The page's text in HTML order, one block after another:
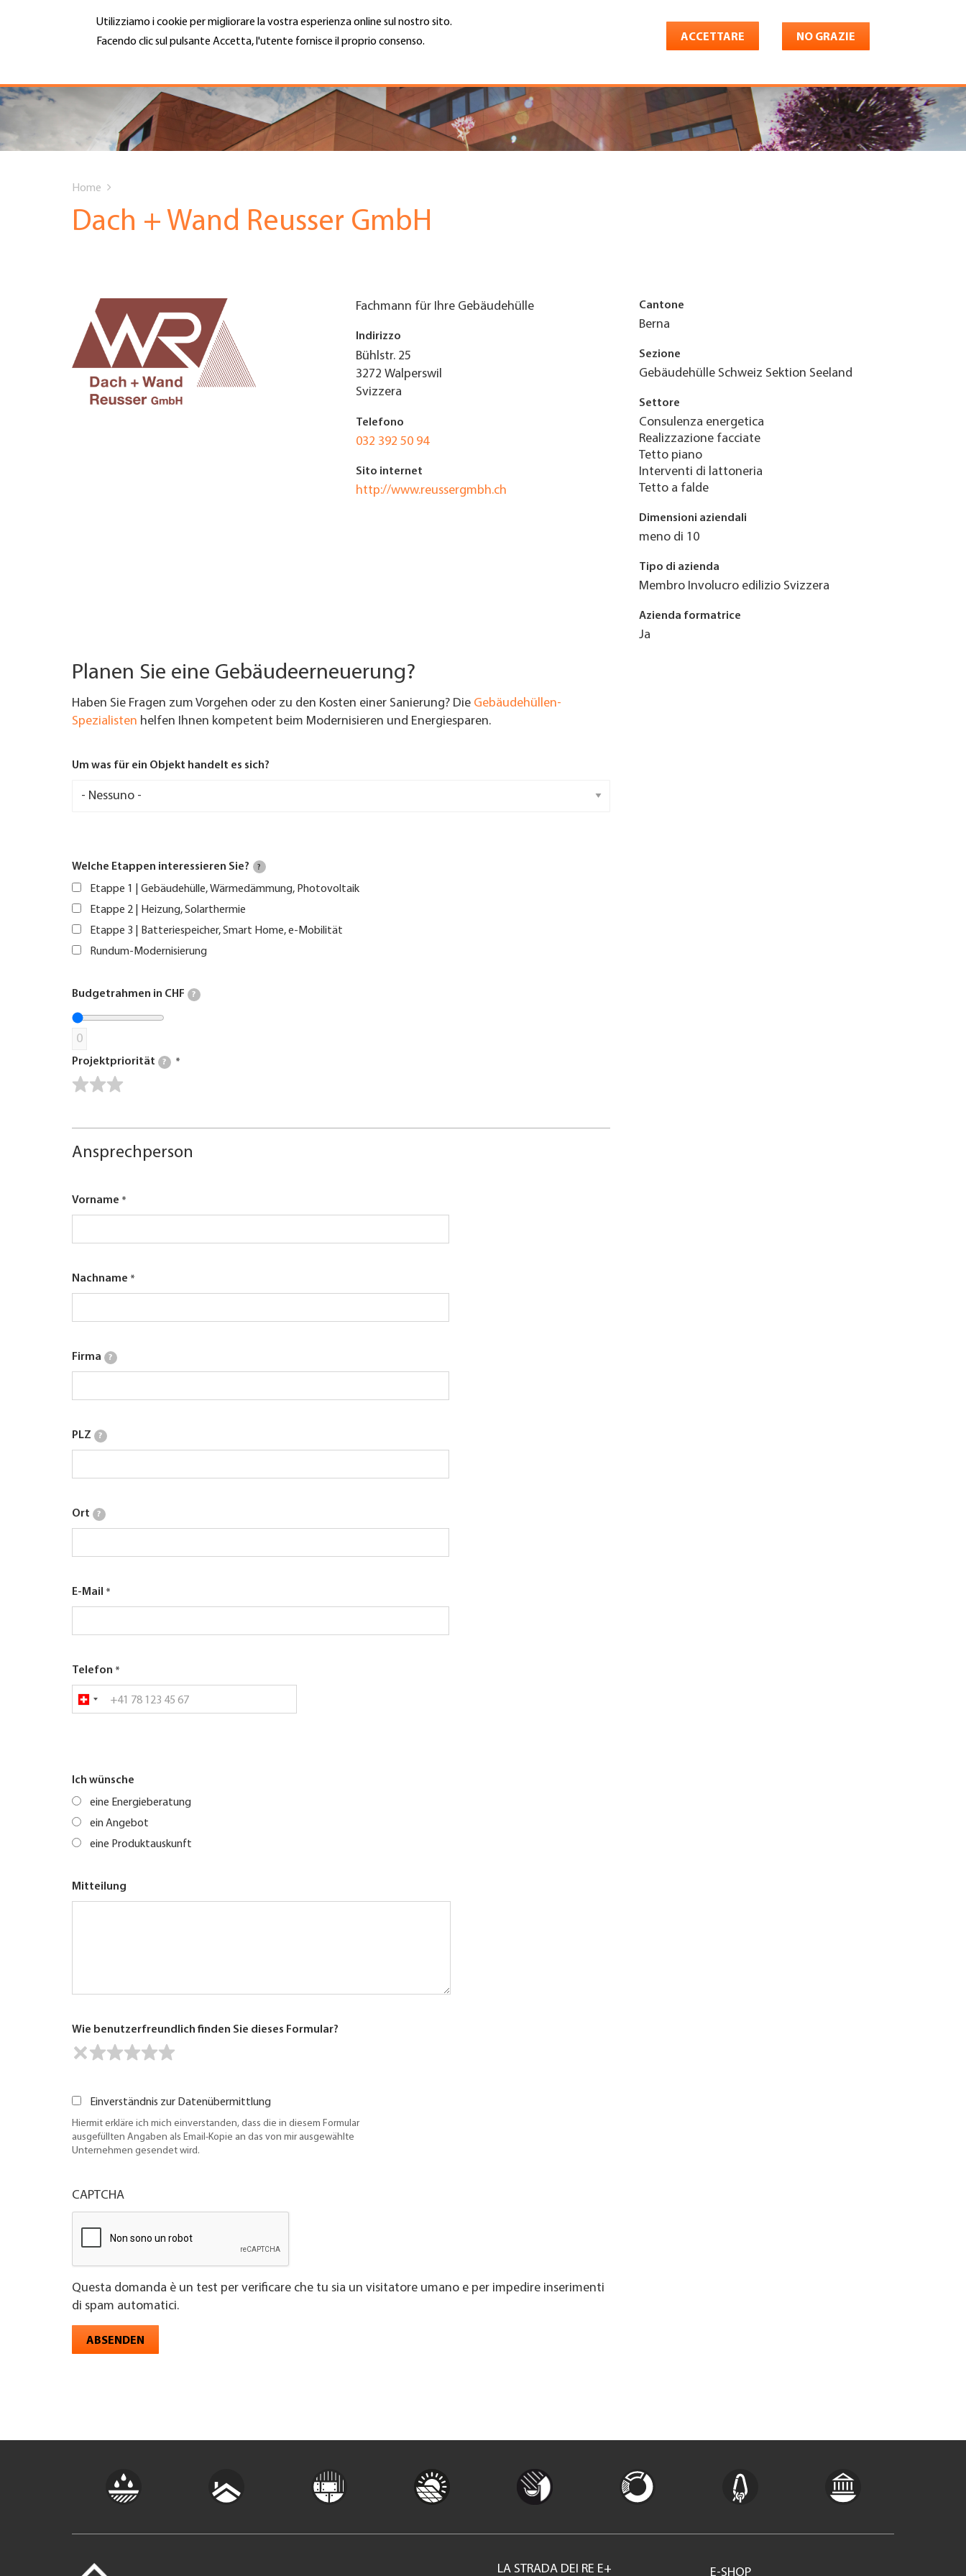
Utilizziamo i cookie per migliorare la vostra esperienza online sul nostro sito.
Facendo clic sul pulsante Accetta, l'utente fornisce il proprio consenso.
ACCETTARE NO GRAZIE
Hauptnavigation
CHI SIAMO
SERVIZI
DATE EVENTI
CARRIERA E LAVORO
TROVARE AZIENDA
RIVISTA SPECIALIZZATA
MENU Cerca
Top
Menu
are
Home
Dach + Wand Reusser GmbH
Fachmann für Ihre Gebäudehülle
Indirizzo
Bühlstr. 25
3272 Walperswil
Svizzera
Telefono
032 392 50 94
Sito internet
http://www.reussergmbh.ch
Cantone
Berna
Sezione
Gebäudehülle Schweiz Sektion Seeland
Settore
Consulenza energetica
Realizzazione facciate
Tetto piano
Interventi di lattoneria
Tetto a falde
Dimensioni aziendali
meno di 10
Tipo di azienda
Membro Involucro edilizio Svizzera
Azienda formatrice
Ja
Planen Sie eine Gebäudeerneuerung?
Haben Sie Fragen zum Vorgehen oder zu den Kosten einer Sanierung? Die Gebäudehüllen-
Spezialisten helfen Ihnen kompetent beim Modernisieren und Energiesparen.
Um was für ein Objekt handelt es sich?
Welche Etappen interessieren Sie? ?
Etappe 1 | Gebäudehülle, Wärmedämmung, Photovoltaik
Etappe 2 | Heizung, Solarthermie
Etappe 3 | Batteriespeicher, Smart Home, e-Mobilität
Rundum-Modernisierung
Budgetrahmen in CHF ?
0
Projektpriorität ?
Ansprechperson
Vorname
Nachname
Firma ?
PLZ ?
Ort ?
E-Mail
Telefon
Ich wünsche
eine Energieberatung
ein Angebot
eine Produktauskunft
Mitteilung
Wie benutzerfreundlich finden Sie dieses Formular?
Einverständnis zur Datenübermittlung
Hiermit erkläre ich mich einverstanden, dass die in diesem Formular
ausgefüllten Angaben als Email-Kopie an das von mir ausgewählte
Unternehmen gesendet wird.
CAPTCHA
Questa domanda è un test per verificare che tu sia un visitatore umano e per impedire inserimenti
di spam automatici.
ABSENDEN
LA STRADA DEI RE E+ E-SHOP